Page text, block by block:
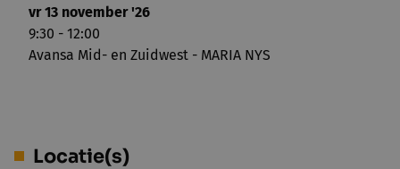
vr 13 november '26
9:30 - 12:00
Avansa Mid- en Zuidwest - MARIA NYS
Locatie(s)